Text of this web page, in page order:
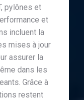
pylônes et
et
incluent la
mises à jour
assurer la
dans les
Grâce à
restent